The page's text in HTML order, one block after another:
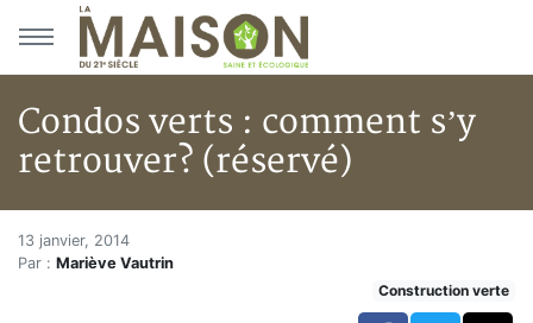
Aller au menu principal
Aller au contenu principal
Condos verts : comment s’y
retrouver? (réservé)
Accueil
Articles
Condos verts : comment s’y
13 janvier, 2014
Par : Mariève Vautrin
Construction verte